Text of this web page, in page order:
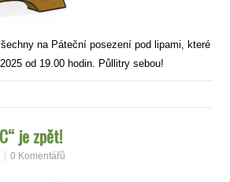
na Páteční posezení pod lipami, které
od 19.00 hodin. Půllitry sebou!
je zpět!
0 Komentářů